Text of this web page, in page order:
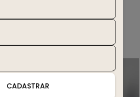
deve gostar
CADASTRAR